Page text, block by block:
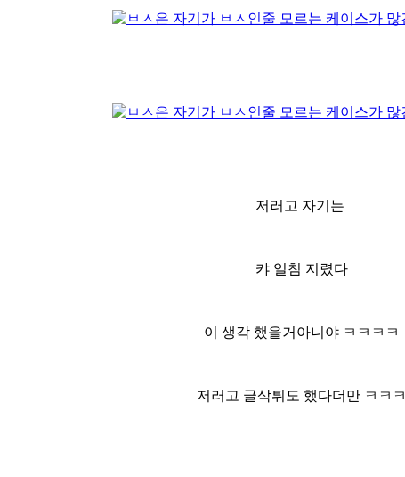
저러고 자기는
캬 일침 지렸다
이 생각 했을거아니야 ㅋㅋㅋㅋ
저러고 글삭튀도 했다더만 ㅋㅋㅋ